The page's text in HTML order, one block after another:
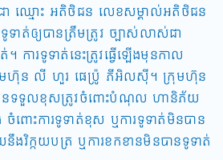
ា ឈ្មោះ អតិថិជន លេខសម្គាល់អតិថិជន
ទាត់ឲ្យបានត្រឹមត្រូវ ច្បាស់លាស់ជា
ការទូទាត់នេះត្រូវធ្វើឡើងមុនកាល
មហ៊ុន លី ហួរ ផេប្រ៉ូ ភីអិលស៊ី។ ក្រុមហ៊ុន
ទទួលខុសត្រូវចំពោះបំណុល ហានិភ័យ
ចំពោះការទូទាត់ខុស ឬការទូទាត់មិនបាន
ងវិក្កយបត្រ ឬការខកខានមិនបានទូទាត់